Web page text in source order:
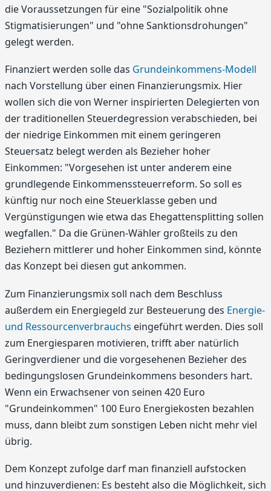
die Voraussetzungen für eine "Sozialpolitik ohne
Stigmatisierungen" und "ohne Sanktionsdrohungen"
gelegt werden.
Finanziert werden solle das Grundeinkommens-Modell
nach Vorstellung über einen Finanzierungsmix. Hier
wollen sich die von Werner inspirierten Delegierten von
der traditionellen Steuerdegression verabschieden, bei
der niedrige Einkommen mit einem geringeren
Steuersatz belegt werden als Bezieher hoher
Einkommen: "Vorgesehen ist unter anderem eine
grundlegende Einkommenssteuerreform. So soll es
künftig nur noch eine Steuerklasse geben und
Vergünstigungen wie etwa das Ehegattensplitting sollen
wegfallen." Da die Grünen-Wähler großteils zu den
Beziehern mittlerer und hoher Einkommen sind, könnte
das Konzept bei diesen gut ankommen.
Zum Finanzierungsmix soll nach dem Beschluss
außerdem ein Energiegeld zur Besteuerung des Energie-
und Ressourcenverbrauchs eingeführt werden. Dies soll
zum Energiesparen motivieren, trifft aber natürlich
Geringverdiener und die vorgesehenen Bezieher des
bedingungslosen Grundeinkommens besonders hart.
Wenn ein Erwachsener von seinen 420 Euro
"Grundeinkommen" 100 Euro Energiekosten bezahlen
muss, dann bleibt zum sonstigen Leben nicht mehr viel
übrig.
Dem Konzept zufolge darf man finanziell aufstocken
und hinzuverdienen: Es besteht also die Möglichkeit, sich